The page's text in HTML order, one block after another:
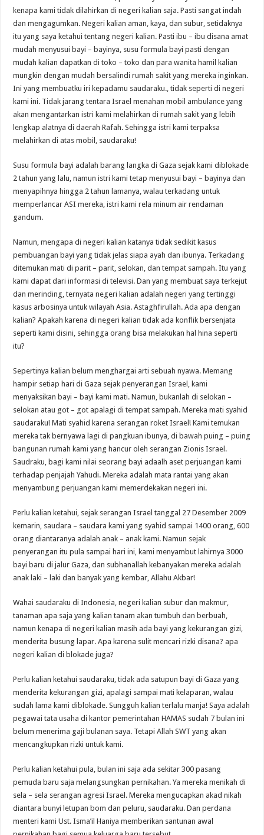
kenapa kami tidak dilahirkan di negeri kalian saja. Pasti sangat indah
dan mengagumkan. Negeri kalian aman, kaya, dan subur, setidaknya
itu yang saya ketahui tentang negeri kalian. Pasti ibu – ibu disana amat
mudah menyusui bayi – bayinya, susu formula bayi pasti dengan
mudah kalian dapatkan di toko – toko dan para wanita hamil kalian
mungkin dengan mudah bersalindi rumah sakit yang mereka inginkan.
Ini yang membuatku iri kepadamu saudaraku., tidak seperti di negeri
kami ini. Tidak jarang tentara Israel menahan mobil ambulance yang
akan mengantarkan istri kami melahirkan di rumah sakit yang lebih
lengkap alatnya di daerah Rafah. Sehingga istri kami terpaksa
melahirkan di atas mobil, saudaraku!
Susu formula bayi adalah barang langka di Gaza sejak kami diblokade
2 tahun yang lalu, namun istri kami tetap menyusui bayi – bayinya dan
menyapihnya hingga 2 tahun lamanya, walau terkadang untuk
memperlancar ASI mereka, istri kami rela minum air rendaman
gandum.
Namun, mengapa di negeri kalian katanya tidak sedikit kasus
pembuangan bayi yang tidak jelas siapa ayah dan ibunya. Terkadang
ditemukan mati di parit – parit, selokan, dan tempat sampah. Itu yang
kami dapat dari informasi di televisi. Dan yang membuat saya terkejut
dan merinding, ternyata negeri kalian adalah negeri yang tertinggi
kasus arbosinya untuk wilayah Asia. Astaghfirullah. Ada apa dengan
kalian? Apakah karena di negeri kalian tidak ada konflik bersenjata
seperti kami disini, sehingga orang bisa melakukan hal hina seperti
itu?
Sepertinya kalian belum menghargai arti sebuah nyawa. Memang
hampir setiap hari di Gaza sejak penyerangan Israel, kami
menyaksikan bayi – bayi kami mati. Namun, bukanlah di selokan –
selokan atau got – got apalagi di tempat sampah. Mereka mati syahid
saudaraku! Mati syahid karena serangan roket Israel! Kami temukan
mereka tak bernyawa lagi di pangkuan ibunya, di bawah puing – puing
bangunan rumah kami yang hancur oleh serangan Zionis Israel.
Saudraku, bagi kami nilai seorang bayi adaalh aset perjuangan kami
terhadap penjajah Yahudi. Mereka adalah mata rantai yang akan
menyambung perjuangan kami memerdekakan negeri ini.
Perlu kalian ketahui, sejak serangan Israel tanggal 27 Desember 2009
kemarin, saudara – saudara kami yang syahid sampai 1400 orang, 600
orang diantaranya adalah anak – anak kami. Namun sejak
penyerangan itu pula sampai hari ini, kami menyambut lahirnya 3000
bayi baru di jalur Gaza, dan subhanallah kebanyakan mereka adalah
anak laki – laki dan banyak yang kembar, Allahu Akbar!
Wahai saudaraku di Indonesia, negeri kalian subur dan makmur,
tanaman apa saja yang kalian tanam akan tumbuh dan berbuah,
namun kenapa di negeri kalian masih ada bayi yang kekurangan gizi,
menderita busung lapar. Apa karena sulit mencari rizki disana? apa
negeri kalian di blokade juga?
Perlu kalian ketahui saudaraku, tidak ada satupun bayi di Gaza yang
menderita kekurangan gizi, apalagi sampai mati kelaparan, walau
sudah lama kami diblokade. Sungguh kalian terlalu manja! Saya adalah
pegawai tata usaha di kantor pemerintahan HAMAS sudah 7 bulan ini
belum menerima gaji bulanan saya. Tetapi Allah SWT yang akan
mencangkupkan rizki untuk kami.
Perlu kalian ketahui pula, bulan ini saja ada sekitar 300 pasang
pemuda baru saja melangsungkan pernikahan. Ya mereka menikah di
sela – sela serangan agresi Israel. Mereka mengucapkan akad nikah
diantara bunyi letupan bom dan peluru, saudaraku. Dan perdana
menteri kami Ust. Isma’il Haniya memberikan santunan awal